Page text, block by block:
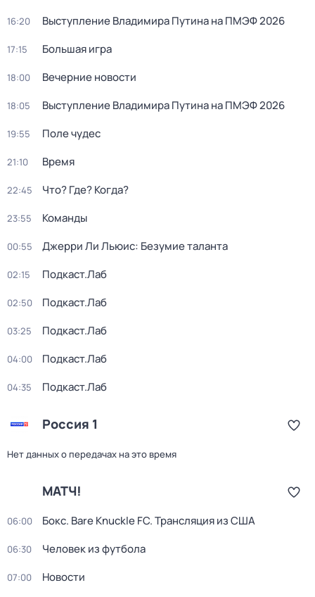
16:20 Выступление Владимира Путина на ПМЭФ 2026
17:15 Большая игра
18:00 Вечерние новости
18:05 Выступление Владимира Путина на ПМЭФ 2026
19:55 Поле чудес
21:10 Время
22:45 Что? Где? Когда?
23:55 Команды
00:55 Джерри Ли Льюис: Безумие таланта
02:15 Подкаст.Лаб
02:50 Подкаст.Лаб
03:25 Подкаст.Лаб
04:00 Подкаст.Лаб
04:35 Подкаст.Лаб
Россия 1
Нет данных о передачах на это время
МАТЧ!
06:00 Бокс. Bare Knuckle FC. Трансляция из США
06:30 Человек из футбола
07:00 Новости